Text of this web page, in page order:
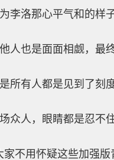
李洛那心平气和的样
人也是面面相觑，最
所有人都是见到了刻
众人，眼睛都是忍不
家不用怀疑这些加强